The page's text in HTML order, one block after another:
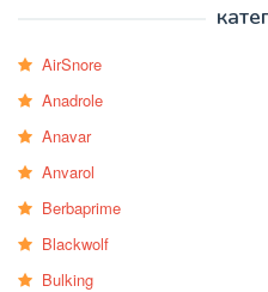
AirSnore
Anadrole
Anavar
Anvarol
Berbaprime
Blackwolf
Bulking